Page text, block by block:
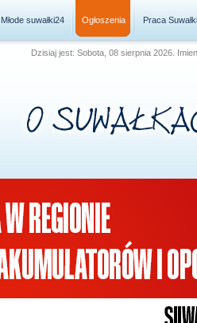
Młode suwałki24 Ogłoszenia Praca Suwałki
Dzisiaj jest: Sobota, 08 sierpnia 2026.